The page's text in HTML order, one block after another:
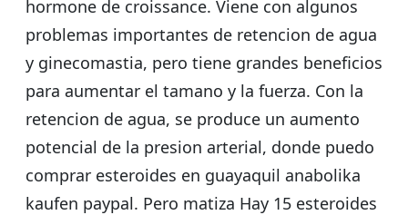
hormone de croissance. Viene con algunos
problemas importantes de retencion de agua
y ginecomastia, pero tiene grandes beneficios
para aumentar el tamano y la fuerza. Con la
retencion de agua, se produce un aumento
potencial de la presion arterial, donde puedo
comprar esteroides en guayaquil anabolika
kaufen paypal. Pero matiza Hay 15 esteroides